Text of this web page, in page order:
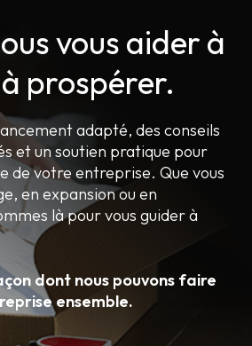
vous aider à
prospérer.
adapté, des conseils
et un soutien pratique pour
de votre entreprise. Que vous
en expansion ou en
là pour vous guider à
dont nous pouvons faire
ensemble.